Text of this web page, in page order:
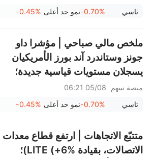
84%؛ شركة الخزف السعوديتاسي
-0.70%نمو حد أعلى -0.45%
ملخص مالي صباحي | مؤشرا داو
جونز وستاندرد آند بورز الأمريكيان
يسجلان مستويات قياسية جديدة؛
بعد تجاوز توقعات الأرباح؛ شركة
الإيرادات بنسبة 13.6%
منصة سهم
05/08 06:21
تاسي
-0.70%نمو حد أعلى -0.45%
متتبّع الاتجاهات | ارتفع قطاع معدات
الاتصالات، بقيادة LITE (+6%)؛